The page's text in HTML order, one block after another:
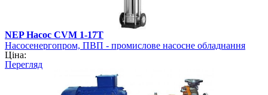
NEP Насос CVM 1-17T
Насосенергопром, ПВП - промислове насосне обладнання
Ціна:
Перегляд